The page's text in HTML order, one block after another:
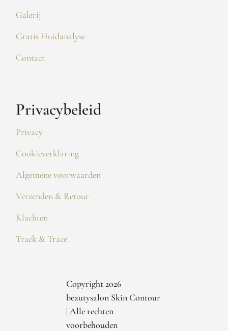
Galerij
Gratis Huidanalyse
Contact
Privacybeleid
Privacy
Cookieverklaring
Algemene voorwaarden
Verzenden & Retour
Klachten
Track & Trace
Copyright 2026
beautysalon Skin Contour
| Alle rechten
voorbehouden